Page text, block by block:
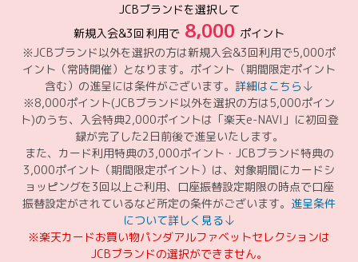
JCBブランドを選択して
新規入会&3回 利用で 8,000 ポイント
※JCBブランド以外を選択の方は新規入会&3回利用で5,000ポ
イント（常時開催）となります。ポイント（期間限定ポイント
含む）の進呈には条件がございます。 詳細はこちら
※8,000ポイント(JCBブランド以外を選択の方は5,000ポイン
ト)のうち、入会特典2,000ポイントは「楽天e-NAVI」に初回登
録が完了した2日前後で進呈いたします。
また、カード利用特典の3,000ポイント・JCBブランド特典の
3,000ポイント（期間限定ポイント）は、対象期間にカードシ
ョッピングを3回以上ご利用、口座振替設定期限の時点で口座
振替設定がされているなど所定の条件がございます。 進呈条件
について詳しく見る
※楽天カードお買い物パンダアルファベットセレクションは
JCBブランドの選択ができません。